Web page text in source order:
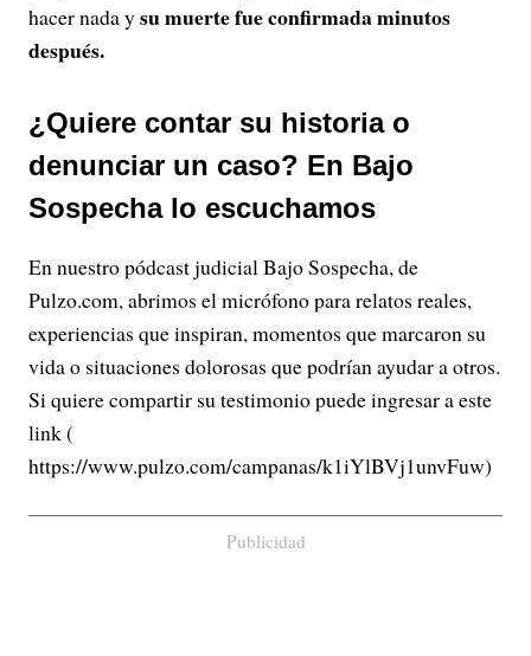
hacer nada ysu muerte fue confirmada minutos
después.
¿Quiere contar su historia o
denunciar un caso? En Bajo
Sospecha lo escuchamos
En nuestro pódcast judicial Bajo Sospecha, de
Pulzo.com, abrimos el micrófono para relatos reales,
experiencias que inspiran, momentos que marcaron su
vida o situaciones dolorosas que podrían ayudar a otros.
Si quiere compartir su testimonio puede ingresar a este
link (
https://www.pulzo.com/campanas/k1iYlBVj1unvFuw)
Publicidad